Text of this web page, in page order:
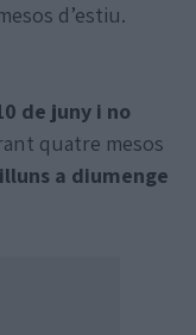
d’estiu.
de juny i no
quatre mesos
a diumenge